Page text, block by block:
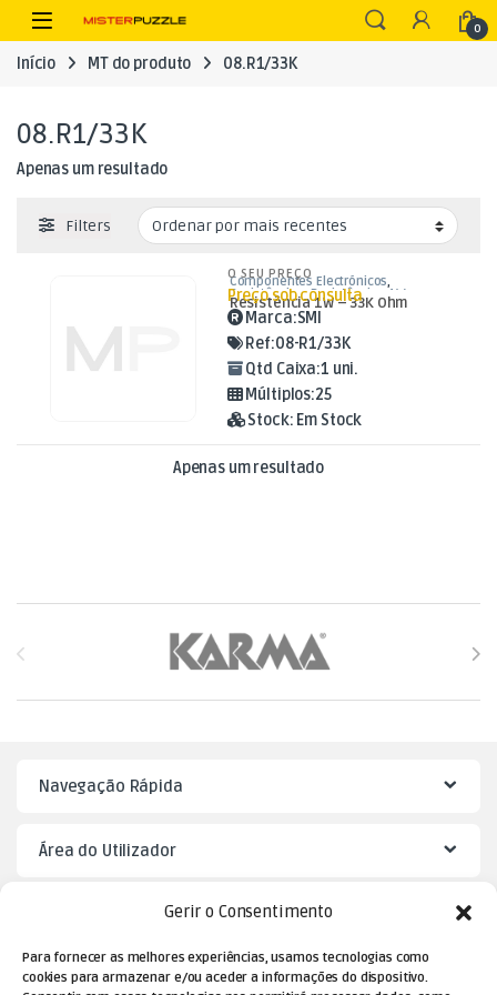
Gerir o Consentimento
Para fornecer as melhores experiências, usamos tecnologias como
cookies para armazenar e/ou aceder a informações do dispositivo.
Skip to navigation
Skip to content
Open 0
Início MT do produto 08.R1/33K
08.R1/33K
Apenas um resultado
Filters
Componentes Electrónicos,
Resistências,Resistências 1W
Resistência 1W – 33K Ohm
O SEU PREÇO
Preço sob consulta
Marca:SMI
Ref:08-R1/33K
Qtd Caixa:1 uni.
Múltiplos:25
Stock: Em Stock
Apenas um resultado
Navegação Rápida
Área do Utilizador